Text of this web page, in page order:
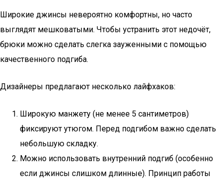
Широкие джинсы невероятно комфортны, но часто
выглядят мешковатыми. Чтобы устранить этот недочёт,
брюки можно сделать слегка зауженными с помощью
качественного подгиба.
Дизайнеры предлагают несколько лайфхаков:
Широкую манжету (не менее 5 сантиметров)
фиксируют утюгом. Перед подгибом важно сделать
небольшую складку.
Можно использовать внутренний подгиб (особенно
если джинсы слишком длинные). Принцип работы